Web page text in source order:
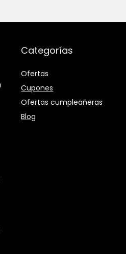
Categorías
Ofertas
Cupones
Ofertas cumpleañeras
Blog